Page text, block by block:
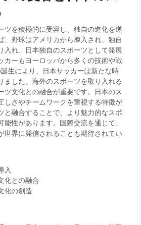
ツを積極的に受容し、独自の進化を遂
、野球はアメリカから導入され、独自
入れ、日本独自のスポーツとして発展
カーもヨーロッパから多くの技術や戦
生により、日本サッカーは新たな時
ました。海外のスポーツを取り入れる
ツ文化との融合が重要です。日本のス
しさやチームワークを重視する特徴が
と融合することで、より魅力的なスポ
能性があります。国際交流を通じて、
世界に発信されることも期待されてい
入
化との融合
化の創造